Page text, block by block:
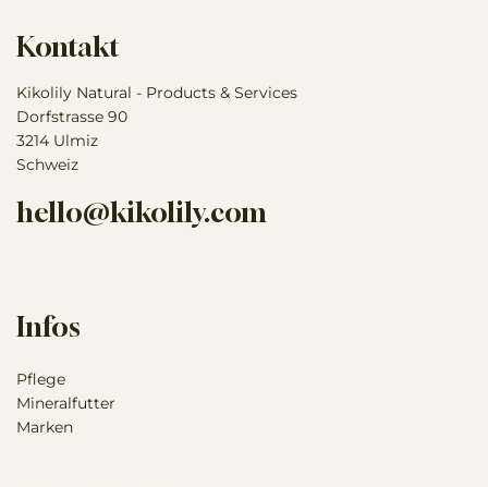
Kontakt
Kikolily Natural - Products & Services
Dorfstrasse 90
3214 Ulmiz
Schweiz
hello@kikolily.com
Infos
Pflege
Mineralfutter
Marken